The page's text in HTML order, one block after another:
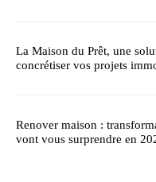
La Maison du Prêt, une
concrétiser vos projets
Renover maison :
vont vous surprendre en